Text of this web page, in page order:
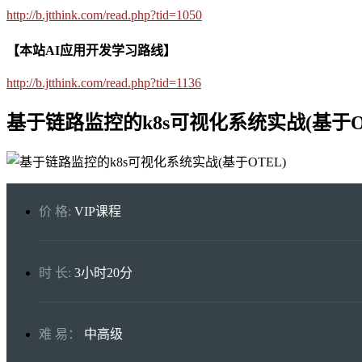
http://b.jtthink.com/read.php?tid=1050
【本站AI应用开发学习路线】
http://b.jtthink.com/read.php?tid=1136
基于链路监控的k8s可视化系统实战(基于
价 格: VIP课程
时 长: 3小时20分
难 易： 中高级